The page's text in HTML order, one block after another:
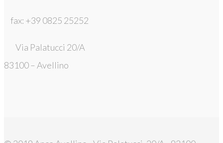
fax: +39 0825 25252
Via Palatucci 20/A
83100 – Avellino